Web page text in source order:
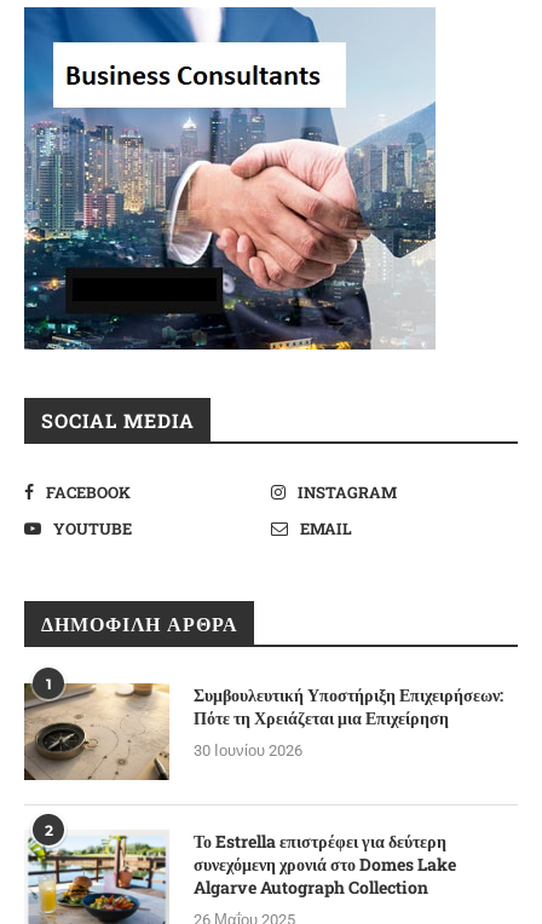
SOCIAL MEDIA
FACEBOOK
INSTAGRAM
YOUTUBE
EMAIL
ΔΗΜΟΦΙΛΉ ΆΡΘΡΑ
1
Συμβουλευτική Υποστήριξη Επιχειρήσεων:
Πότε τη Χρειάζεται μια Επιχείρηση
30 Ιουνίου 2026
2
Το Estrella επιστρέφει για δεύτερη
συνεχόμενη χρονιά στο Domes Lake
Algarve Autograph Collection
26 Μαΐου 2025